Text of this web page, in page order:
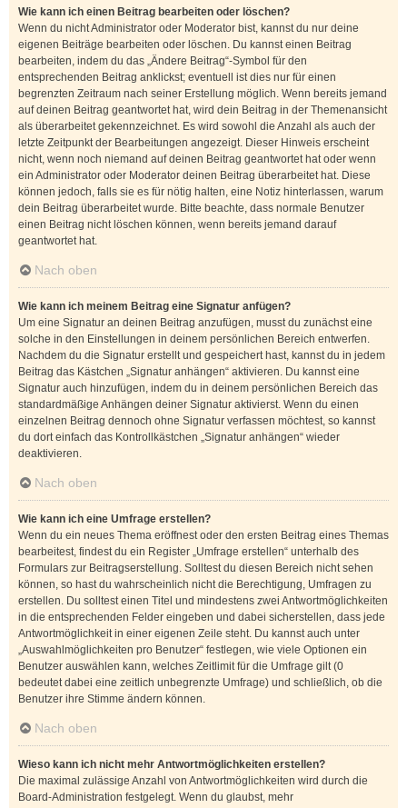
Wie kann ich einen Beitrag bearbeiten oder löschen?
Wenn du nicht Administrator oder Moderator bist, kannst du nur deine
eigenen Beiträge bearbeiten oder löschen. Du kannst einen Beitrag
bearbeiten, indem du das „Ändere Beitrag“-Symbol für den
entsprechenden Beitrag anklickst; eventuell ist dies nur für einen
begrenzten Zeitraum nach seiner Erstellung möglich. Wenn bereits jemand
auf deinen Beitrag geantwortet hat, wird dein Beitrag in der Themenansicht
als überarbeitet gekennzeichnet. Es wird sowohl die Anzahl als auch der
letzte Zeitpunkt der Bearbeitungen angezeigt. Dieser Hinweis erscheint
nicht, wenn noch niemand auf deinen Beitrag geantwortet hat oder wenn
ein Administrator oder Moderator deinen Beitrag überarbeitet hat. Diese
können jedoch, falls sie es für nötig halten, eine Notiz hinterlassen, warum
dein Beitrag überarbeitet wurde. Bitte beachte, dass normale Benutzer
einen Beitrag nicht löschen können, wenn bereits jemand darauf
geantwortet hat.
Nach oben
Wie kann ich meinem Beitrag eine Signatur anfügen?
Um eine Signatur an deinen Beitrag anzufügen, musst du zunächst eine
solche in den Einstellungen in deinem persönlichen Bereich entwerfen.
Nachdem du die Signatur erstellt und gespeichert hast, kannst du in jedem
Beitrag das Kästchen „Signatur anhängen“ aktivieren. Du kannst eine
Signatur auch hinzufügen, indem du in deinem persönlichen Bereich das
standardmäßige Anhängen deiner Signatur aktivierst. Wenn du einen
einzelnen Beitrag dennoch ohne Signatur verfassen möchtest, so kannst
du dort einfach das Kontrollkästchen „Signatur anhängen“ wieder
deaktivieren.
Nach oben
Wie kann ich eine Umfrage erstellen?
Wenn du ein neues Thema eröffnest oder den ersten Beitrag eines Themas
bearbeitest, findest du ein Register „Umfrage erstellen“ unterhalb des
Formulars zur Beitragserstellung. Solltest du diesen Bereich nicht sehen
können, so hast du wahrscheinlich nicht die Berechtigung, Umfragen zu
erstellen. Du solltest einen Titel und mindestens zwei Antwortmöglichkeiten
in die entsprechenden Felder eingeben und dabei sicherstellen, dass jede
Antwortmöglichkeit in einer eigenen Zeile steht. Du kannst auch unter
„Auswahlmöglichkeiten pro Benutzer“ festlegen, wie viele Optionen ein
Benutzer auswählen kann, welches Zeitlimit für die Umfrage gilt (0
bedeutet dabei eine zeitlich unbegrenzte Umfrage) und schließlich, ob die
Benutzer ihre Stimme ändern können.
Nach oben
Wieso kann ich nicht mehr Antwortmöglichkeiten erstellen?
Die maximal zulässige Anzahl von Antwortmöglichkeiten wird durch die
Board-Administration festgelegt. Wenn du glaubst, mehr